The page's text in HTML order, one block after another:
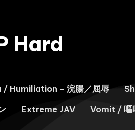
Hard
/ Humiliation – 浣腸／屈辱
Extreme JAV Vomit / 嘔